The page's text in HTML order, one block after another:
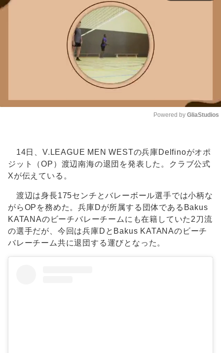
Powered by GliaStudios
14日、V.LEAGUE MEN WESTの兵庫Delfinoがオポ
ジット（OP）渡辺南海の退団を発表した。クラブ公式
Xが伝えている。
渡辺は身長175センチとバレーボール選手では小柄な
がらOPを務めた。兵庫Dが所属する団体であるBakus
KATANAのビーチバレーチームにも在籍していた2刀流
の選手だが、今回は兵庫DとBakus KATANAのビーチ
バレーチーム共に退団する運びとなった。